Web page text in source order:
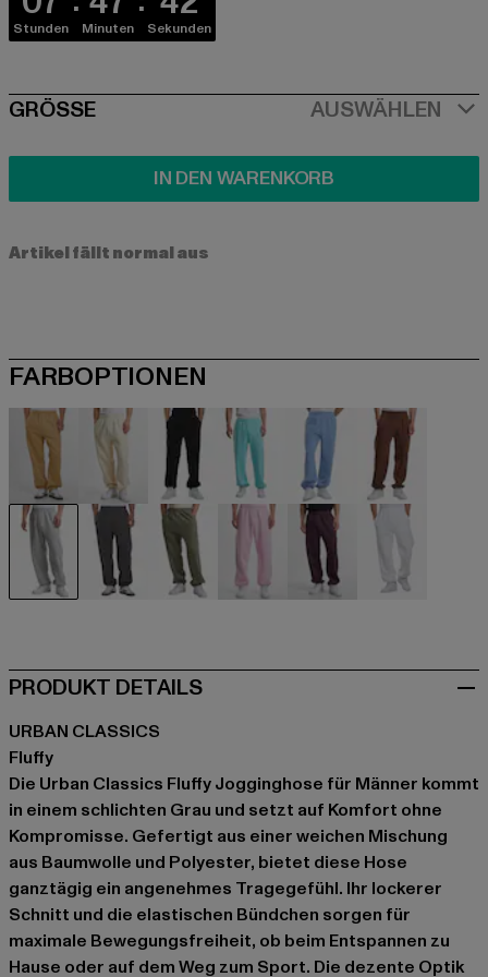
Stunden Minuten Sekunden
SIZE
GRÖSSE AUSWÄHLEN
IN DEN WARENKORB
Artikel fällt normal aus
FARBOPTIONEN
beige beige schwarz blau blau braun
PRODUKT DETAILS
URBAN CLASSICS
Fluffy
Die Urban Classics Fluffy Jogginghose für Männer kommt
in einem schlichten Grau und setzt auf Komfort ohne
Kompromisse. Gefertigt aus einer weichen Mischung
aus Baumwolle und Polyester, bietet diese Hose
ganztägig ein angenehmes Tragegefühl. Ihr lockerer
Schnitt und die elastischen Bündchen sorgen für
maximale Bewegungsfreiheit, ob beim Entspannen zu
Hause oder auf dem Weg zum Sport. Die dezente Optik